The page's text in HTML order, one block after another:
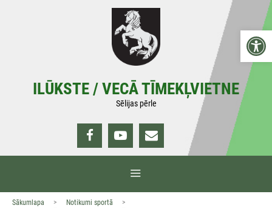
ILŪKSTE / VECĀ TĪMEKĻVIETNE
Sēlijas pērle
Sākumlapa > Notikumi sportā
>